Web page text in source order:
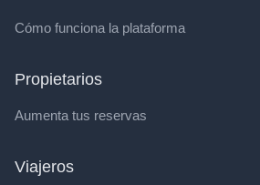
Cómo funciona la plataforma
Propietarios
Aumenta tus reservas
Viajeros